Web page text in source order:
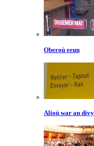
Oberoù eeun
Alioù war an